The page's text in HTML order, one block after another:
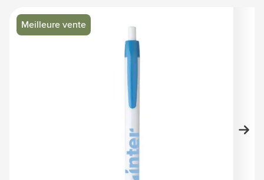
Meilleure vente
Image principale
Cliquez pour voir l'image en plein écran